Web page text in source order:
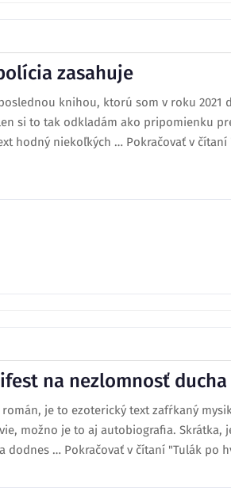
zasahuje
knihou, ktorú som v roku 2021
si to tak odkladám ako pripomienku
hodný niekoľkých … Pokračovať v
na nezlomnosť ducha
je to ezoterický text zafŕkaný
možno je to aj autobiografia. Skrátka,
… Pokračovať v čítaní "Tulák po